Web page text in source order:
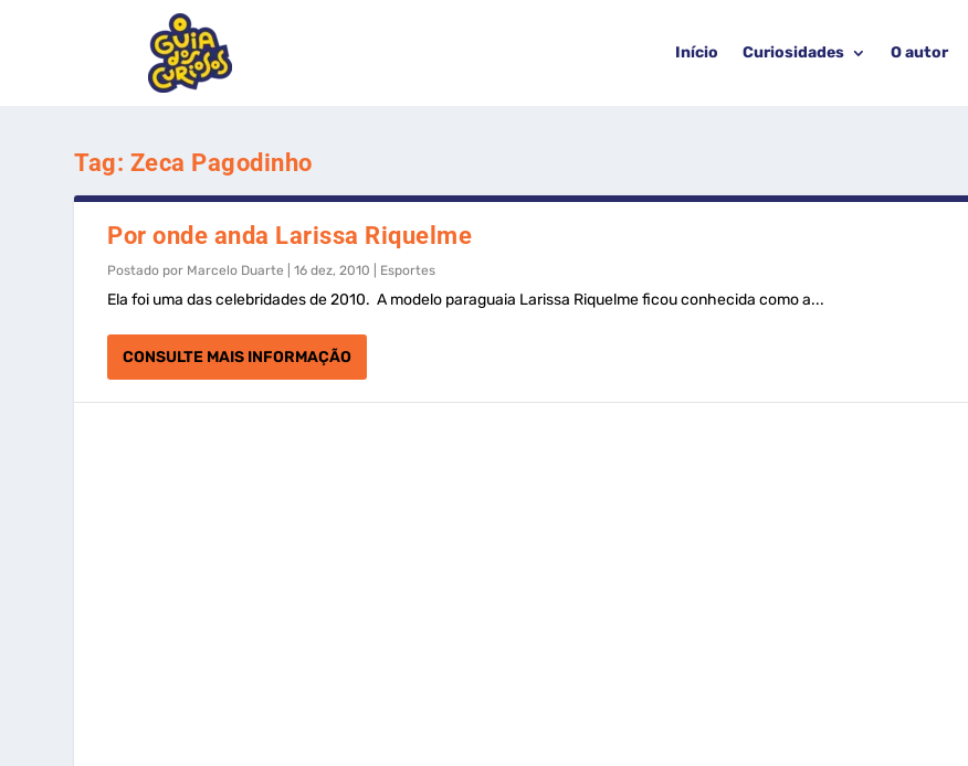
Início Curiosidades O autor
Tag: Zeca Pagodinho
Por onde anda Larissa Riquelme
Postado por Marcelo Duarte |16 dez, 2010 Esportes
Ela foi uma das celebridades de 2010. A modelo paraguaia Larissa Riquelme ficou conhecida como a...
CONSULTE MAIS INFORMAÇÃO